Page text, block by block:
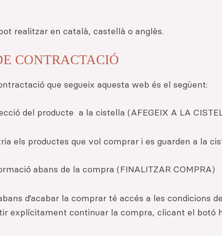
realitzar en català, castellà o anglès.
CONTRACTACIÓ
que segueix aquesta web és el següent:
del producte a la cistella (AFEGEIX A LA
els productes que vol comprar i es guarden a la
abans de la compra (FINALITZAR COMPRA)
d’acabar la comprar té accés a les condicions
explícitament continuar la compra, clicant el botó